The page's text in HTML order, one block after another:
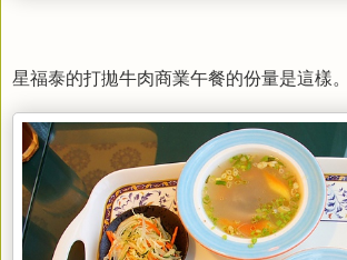
星福泰的打拋牛肉商業午餐的份量是這樣。